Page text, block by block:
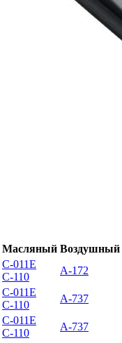
Масляный Воздушный
C-011E
C-110
A-172
C-011E
C-110
A-737
C-011E
C-110
A-737